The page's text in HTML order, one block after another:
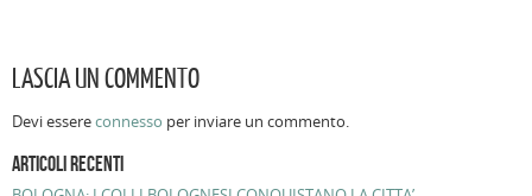
LASCIA UN COMMENTO
Devi essereconnesso per inviare un commento.
ARTICOLI RECENTI